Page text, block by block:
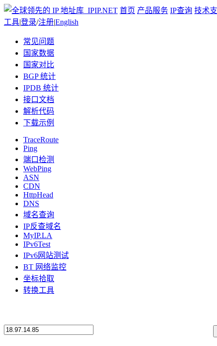
首页 产品服务 IP查询 技术
工具|登录/注册|English
常见问题
国家数据
国家对比
BGP 统计
IPDB 统计
接口文档
解析代码
下载示例
TraceRoute
Ping
端口检测
WebPing
ASN
CDN
HttpHead
DNS
域名查询
IP反查域名
MyIP.LA
IPv6Test
IPv6网站测试
BT 网络监控
坐标拾取
转换工具